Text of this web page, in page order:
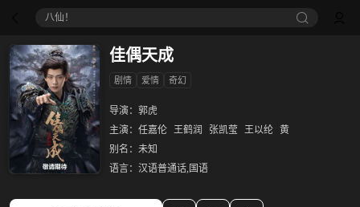
八仙！
佳偶天成
剧情 爱情 奇幻
导演： 郭虎
主演： 任嘉伦 王鹤润 张凯莹 王以纶 黄
别名： 未知
语言： 汉语普通话,国语